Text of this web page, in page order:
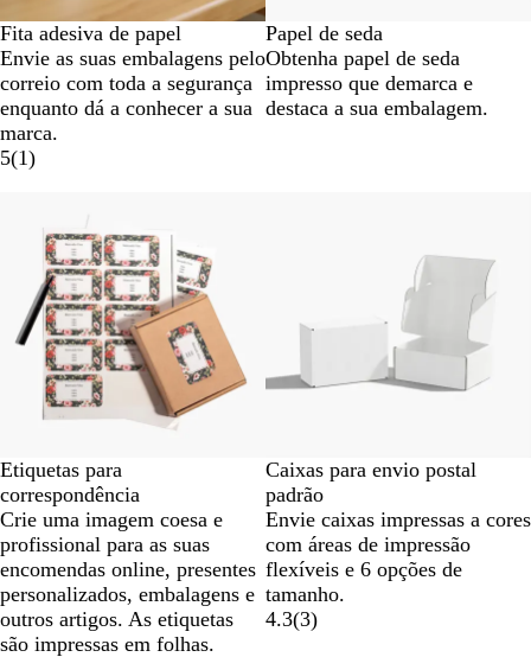
Fita adesiva de papel
Envie as suas embalagens pelo
correio com toda a segurança
enquanto dá a conhecer a sua
marca.
5(1)
Papel de seda
Obtenha papel de seda
impresso que demarca e
destaca a sua embalagem.
Etiquetas para
correspondência
Crie uma imagem coesa e
profissional para as suas
encomendas online, presentes
personalizados, embalagens e
outros artigos. As etiquetas
são impressas em folhas.
Caixas para envio postal
padrão
Envie caixas impressas a cores
com áreas de impressão
flexíveis e 6 opções de
tamanho.
4.3(3)